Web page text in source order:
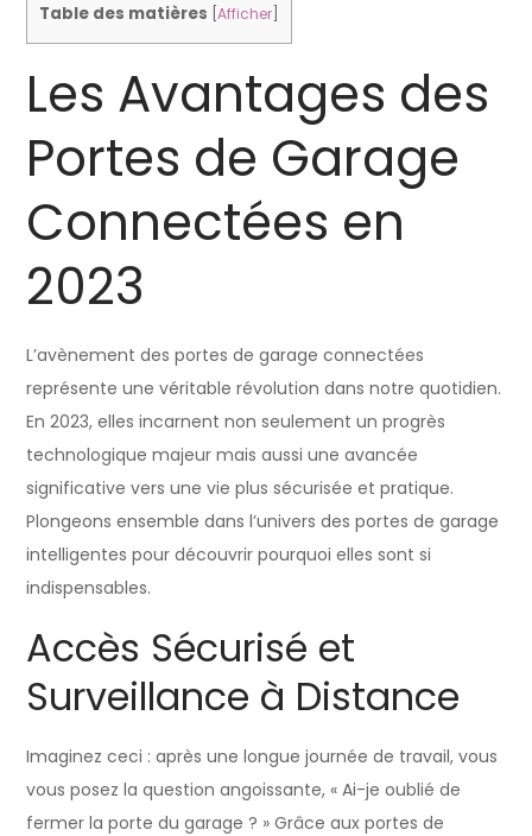
Table des matières [Afficher
Les Avantages des
Portes de Garage
Connectées en
2023
L’avènement des portes de garage connectées
représente une véritable révolution dans notre quotidien.
En 2023, elles incarnent non seulement un progrès
technologique majeur mais aussi une avancée
significative vers une vie plus sécurisée et pratique.
Plongeons ensemble dans l’univers des portes de garage
intelligentes pour découvrir pourquoi elles sont si
indispensables.
Accès Sécurisé et
Surveillance à Distance
Imaginez ceci : après une longue journée de travail, vous
vous posez la question angoissante, « Ai-je oublié de
fermer la porte du garage ? » Grâce aux portes de